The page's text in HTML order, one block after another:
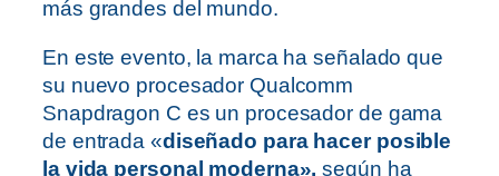
más grandes del mundo.
En este evento, la marca ha señalado que
su nuevo procesador Qualcomm
Snapdragon C es un procesador de gama
de entrada «diseñado para hacer posible
la vida personal moderna»,según ha